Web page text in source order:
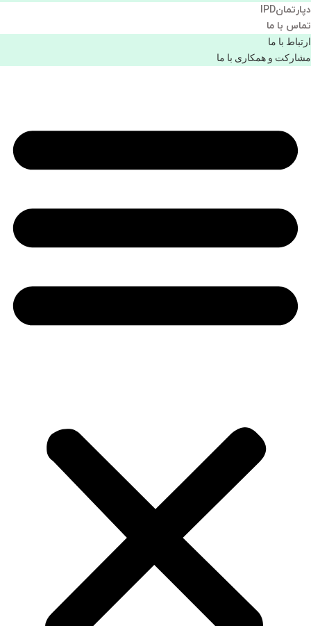
دپارتمانIPD
تماس با ما
ارتباط با ما
مشاركت و همكاری با ما